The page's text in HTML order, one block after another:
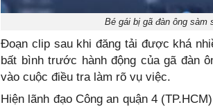
Bé gái bị gã đàn ông sàm
Đoạn clip sau khi đăng tải được khá
bất bình trước hành động của gã đàn
vào cuộc điều tra làm rõ vụ việc.
Hiện lãnh đạo Công an quận 4